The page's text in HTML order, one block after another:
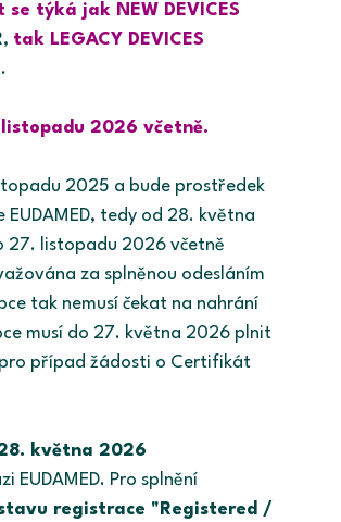
týká jak NEW DEVICES
tak LEGACY DEVICES
2026 včetně.
2025 a bude prostředek
tedy od 28. května
27. listopadu 2026 včetně
za splněnou odesláním
tak nemusí čekat na nahrání
musí do 27. května 2026 plnit
případ žádosti o Certifikát
května 2026
Pro splnění
registrace "Registered /